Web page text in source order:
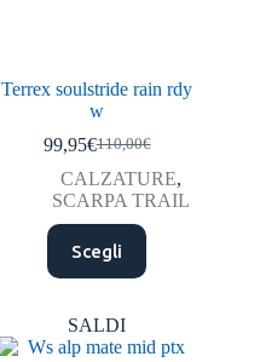
Terrex soulstride rain rdy
w
110,00€
Il
prezzo
originale
110,00€.
99,95€Il
prezzo
attuale
99,95€.
CALZATURE,
SCARPA TRAIL
Scegli
Questo
prodotto
ha
varianti.
Le
SALDI